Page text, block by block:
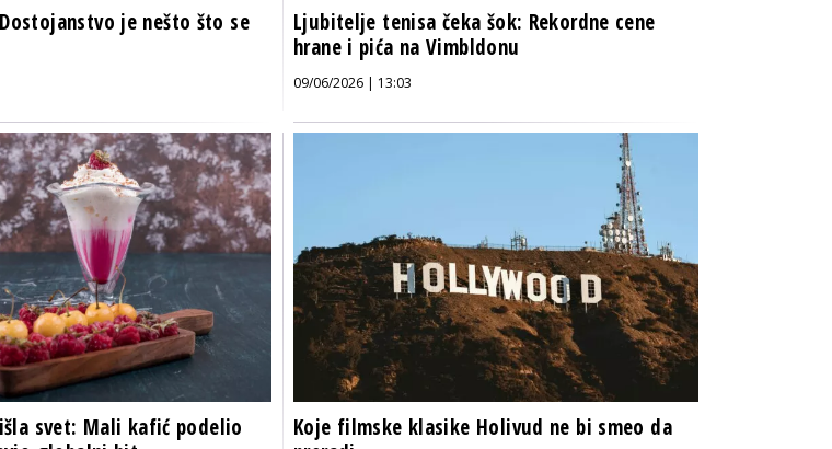
je nešto što se
Ljubitelje tenisa čeka šok: Rekordne cene
hrane i pića na Vimbldonu
09/06/2026 | 13:03
svet: Mali kafić podelio
Koje filmske klasike Holivud ne bi smeo da